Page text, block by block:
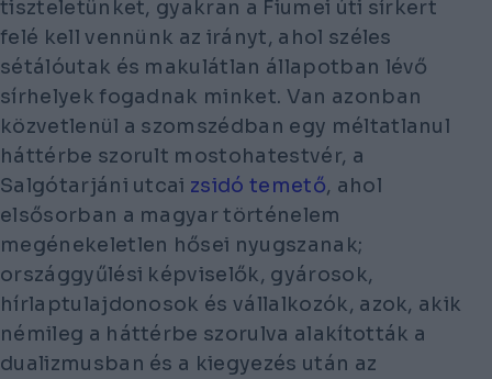
tiszteletünket, gyakran a Fiumei úti sírkert
felé kell vennünk az irányt, ahol széles
sétálóutak és makulátlan állapotban lévő
sírhelyek fogadnak minket. Van azonban
közvetlenül a szomszédban egy méltatlanul
háttérbe szorult mostohatestvér, a
Salgótarjáni utcai zsidó temető, ahol
elsősorban a magyar történelem
megénekeletlen hősei nyugszanak;
országgyűlési képviselők, gyárosok,
hírlaptulajdonosok és vállalkozók, azok, akik
némileg a háttérbe szorulva alakították a
dualizmusban és a kiegyezés után az